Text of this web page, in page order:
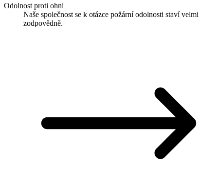
Odolnost proti ohni
Naše společnost se k otázce požární odolnosti staví velmi
zodpovědně.